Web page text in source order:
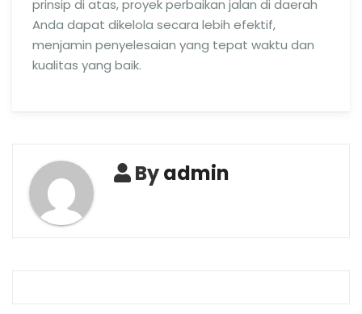
prinsip di atas, proyek perbaikan jalan di daerah
Anda dapat dikelola secara lebih efektif,
menjamin penyelesaian yang tepat waktu dan
kualitas yang baik.
Byadmin